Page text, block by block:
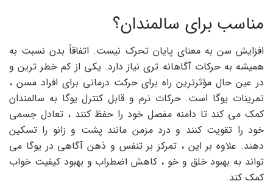
مناسب برای سالمندان؟
افزایش سن به معنای پایان تحرک نیست. اتفاقاً بدن نسبت به
همیشه به حرکات آگاهانه تری نیاز دارد. یکی از کم خطر ترین و
در عین حال مؤثرترین راه برای حرکت درمانی برای افراد مسن ،
تمرینات یوگا است. حرکات نرم و قابل کنترل یوگا به سالمندان
کمک می کند تا دامنه مفصل خود را حفظ کنند ، تعادل جسمی
خود را تقویت کنند و درد مزمن مانند پشت و زانو را تسکین
دهند. علاوه بر این ، تمرکز بر تنفس و ذهن آگاهی در یوگا می
تواند به بهبود خلق و خو ، کاهش اضطراب و بهبود کیفیت خواب
کمک کند.